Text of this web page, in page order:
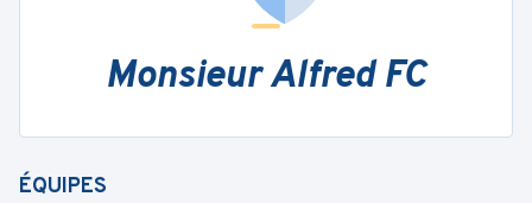
Monsieur Alfred FC
ÉQUIPES